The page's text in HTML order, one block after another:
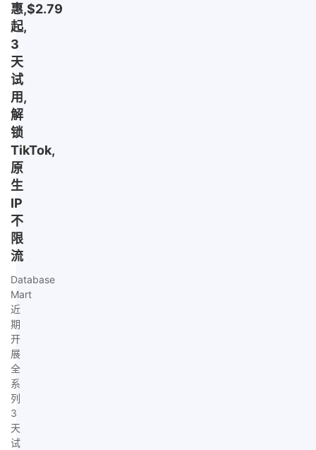
惠,$2.79
起,
3
天
试
用,
解
锁
TikTok,
原
生
IP
不
限
流
Database
Mart
近
期
开
展
全
系
列
3
天
试